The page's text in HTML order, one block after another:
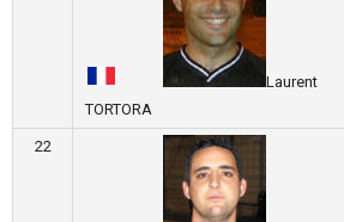
Laurent
TORTORA
22